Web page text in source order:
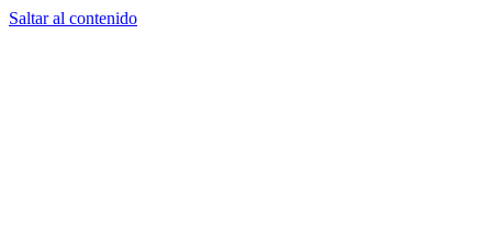
Saltar al contenido